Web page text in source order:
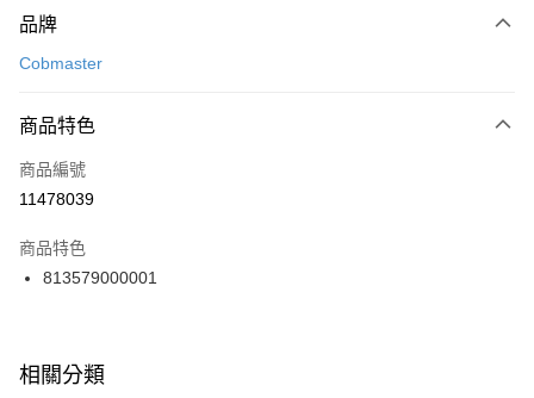
台灣樂天信用卡公司
【關於「AFTEE先享後付」】
便利好安心！
３．安心：先確認商品／服務後，再付款。
【「AFTEE先享後付」結帳流程】
１．於結帳方式選擇「AFTEE先享後付」後，將跳轉至「AFTEE先享後付」
２．訂單成立數日內，您將收到繳費通知簡訊。
３．收到繳費通知簡訊後14天內，點擊此簡訊中的連結，可透過四大超商／
ATM／網路銀行／等多元方式進行付款，方視為交易完成。
※ 交易是否成功請以「AFTEE先享後付 」之結帳頁面顯示為準，若有關於
是否繳費成功／繳費後需取消欲退款等相關疑問，請聯繫「AFTEE先享後付
運送方式
每筆NT$100，滿NT$1,500(含以上)免運費
宅配
每筆NT$100，滿NT$1,500(含以上)免運費
付款後門市自取
每筆NT$100，滿NT$1,500(含以上)免運費
品牌
Cobmaster
商品特色
商品編號
11478039
商品特色
813579000001
相關分類